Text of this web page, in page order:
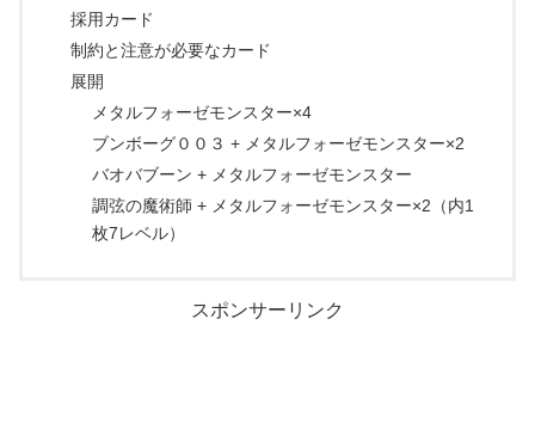
採用カード
制約と注意が必要なカード
展開
メタルフォーゼモンスター×4
ブンボーグ００３ + メタルフォーゼモンスター×2
バオバブーン + メタルフォーゼモンスター
調弦の魔術師 + メタルフォーゼモンスター×2（内1
枚7レベル）
スポンサーリンク